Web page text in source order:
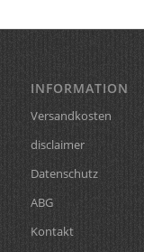
INFORMATION
Versandkosten
disclaimer
Datenschutz
ABG
Kontakt